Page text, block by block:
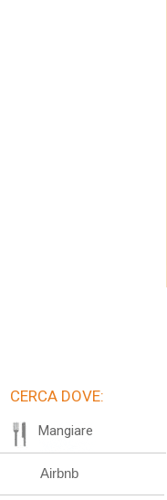
CERCA DOVE:
Mangiare
Airbnb